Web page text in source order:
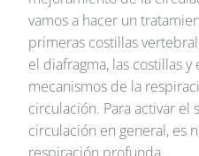
vamos a hacer un
primeras costillas
el diafragma, las costillas
mecanismos de la
circulación. Para activar el
circulación en general, es